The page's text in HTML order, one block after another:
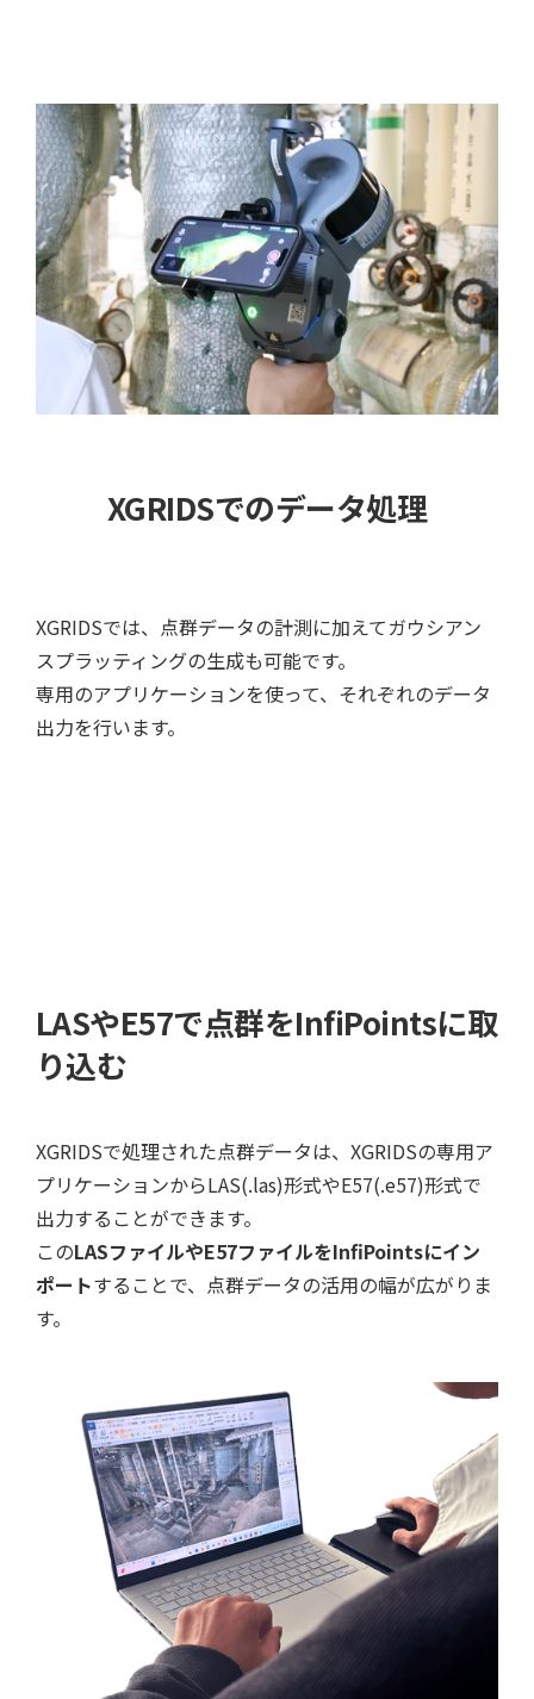
XGRIDSでのデータ処理
XGRIDSでは、点群データの計測に加えてガウシアン
スプラッティングの生成も可能です。
専用のアプリケーションを使って、それぞれのデータ
出力を行います。
LASやE57で点群をInfiPointsに取
り込む
XGRIDSで処理された点群データは、XGRIDSの専用ア
プリケーションからLAS(.las)形式やE57(.e57)形式で
出力することができます。
このLASファイルやE57ファイルをInfiPointsにイン
ポートすることで、点群データの活用の幅が広がりま
す。